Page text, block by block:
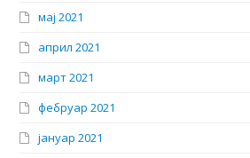
мај 2021
април 2021
март 2021
фебруар 2021
јануар 2021